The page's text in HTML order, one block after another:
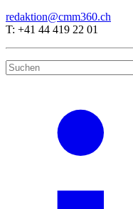
redaktion@cmm360.ch
T: +41 44 419 22 01